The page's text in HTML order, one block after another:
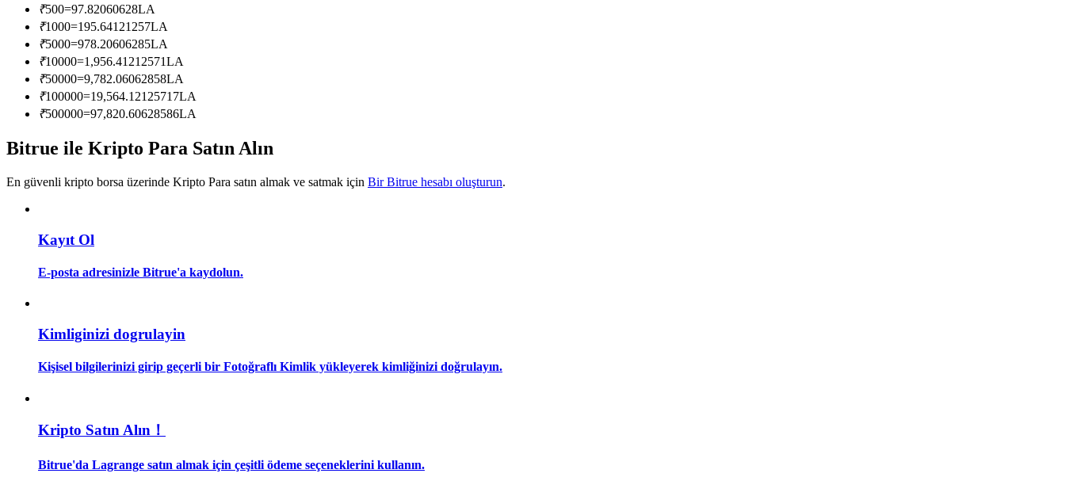
Kopya Tüccarı Olun
Kâr paylaşımı ve kopya ticaret komisyonlarının tadını çıkarın
Vadeli İşlemler Başlangıç Kılavuzu
₹500=97.82060628LA
₹1000=195.64121257LA
₹5000=978.20606285LA
₹10000=1,956.41212571LA
₹50000=9,782.06062858LA
₹100000=19,564.12125717LA
₹500000=97,820.60628586LA
Bitrue ile Kripto Para Satın Alın
En güvenli kripto borsa üzerinde Kripto Para satın almak ve satmak için Bir Bitrue hesabı oluşturun.
Kayıt Ol
E-posta adresinizle Bitrue'a kaydolun.
Kimliginizi dogrulayin
Kişisel bilgilerinizi girip geçerli bir Fotoğraflı Kimlik yükleyerek kimliğinizi doğrulayın.
Kripto Satın Alın！
Bitrue'da Lagrange satın almak için çeşitli ödeme seçeneklerini kullanın.